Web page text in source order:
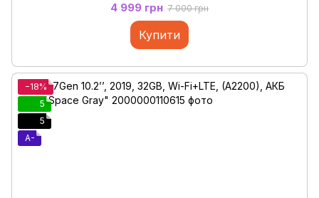
4 999 грн 7 000 грн
Купити
−18%
5
5
A-